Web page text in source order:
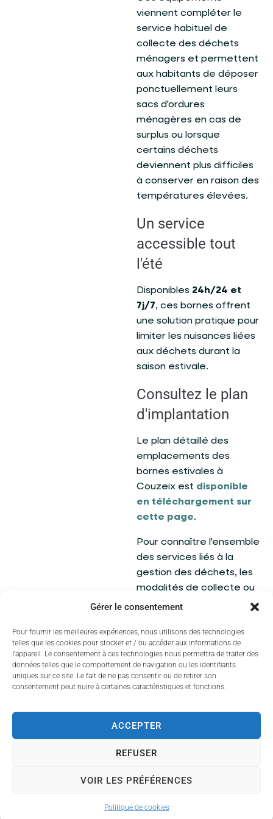
Gérer le consentement
Pour fournir les meilleures expériences, nous utilisons des technologies
telles que les cookies pour stocker et / ou accéder aux informations de
l’appareil. Le consentement à ces technologies nous permettra de traiter des
données telles que le comportement de navigation ou les identifiants
uniques sur ce site. Le fait de ne pas consentir ou de retirer son
consentement peut nuire à certaines caractéristiques et fonctions.
ACCEPTER
REFUSER
VOIR LES PRÉFÉRENCES
Politique de cookies
viennent compléter le
service habituel de
collecte des déchets
ménagers et permettent
aux habitants de déposer
ponctuellement leurs
sacs d'ordures
ménagères en cas de
surplus ou lorsque
certains déchets
deviennent plus difficiles
à conserver en raison des
températures élevées.
Un service
accessible tout
l'été
Disponibles 24h/24 et
7j/7, ces bornes offrent
une solution pratique pour
limiter les nuisances liées
aux déchets durant la
saison estivale.
Consultez le plan
d'implantation
Le plan détaillé des
emplacements des
bornes estivales à
Couzeix est disponible
en téléchargement sur
cette page.
Pour connaître l'ensemble
des services liés à la
gestion des déchets, les
modalités de collecte ou
encore les consignes de
la page dédiée de
Limoges Métropole :
Collecte des déchets –
Limoges Métropole
Besoin
d'informations ?
relative à la collecte des
fonctionnement des